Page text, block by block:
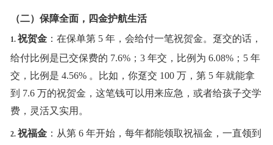
（二）保障全面，四金护航生活
1. 祝贺金：在保单第 5 年，会给付一笔祝贺金。趸交的话，
给付比例是已交保费的 7.6%；3 年交，比例为 6.08%；5 年
交，比例是 4.56% 。比如，你趸交 100 万，第 5 年就能拿
到 7.6 万的祝贺金，这笔钱可以用来应急，或者给孩子交学
费，灵活又实用。
2. 祝福金：从第 6 年开始，每年都能领取祝福金，一直领到